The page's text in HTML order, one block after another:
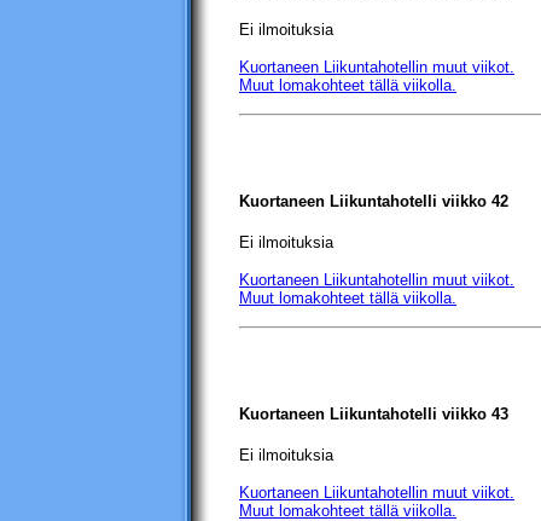
Ei ilmoituksia
Kuortaneen Liikuntahotellin muut viikot.
Muut lomakohteet tällä viikolla.
Kuortaneen Liikuntahotelli viikko 42
Ei ilmoituksia
Kuortaneen Liikuntahotellin muut viikot.
Muut lomakohteet tällä viikolla.
Kuortaneen Liikuntahotelli viikko 43
Ei ilmoituksia
Kuortaneen Liikuntahotellin muut viikot.
Muut lomakohteet tällä viikolla.